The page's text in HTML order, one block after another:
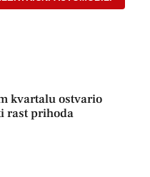
kvartalu ostvario
rast prihoda